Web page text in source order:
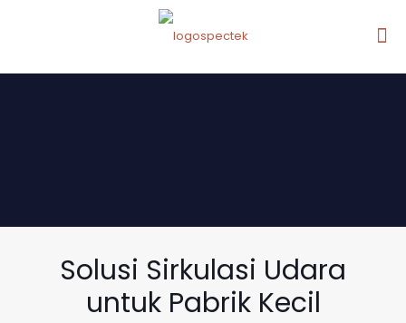
Solusi Sirkulasi Udara
untuk Pabrik Kecil